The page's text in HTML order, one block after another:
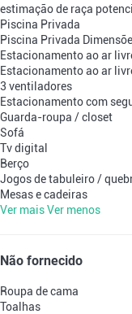
estimação de raça
Piscina Privada
Piscina Privada
Estacionamento ao ar
Estacionamento ao ar
3 ventiladores
Estacionamento com
Guarda-roupa / closet
Sofá
Tv digital
Berço
Jogos de tabuleiro /
Mesas e cadeiras
Ver maisVer menos
Não fornecido
Roupa de cama
Toalhas